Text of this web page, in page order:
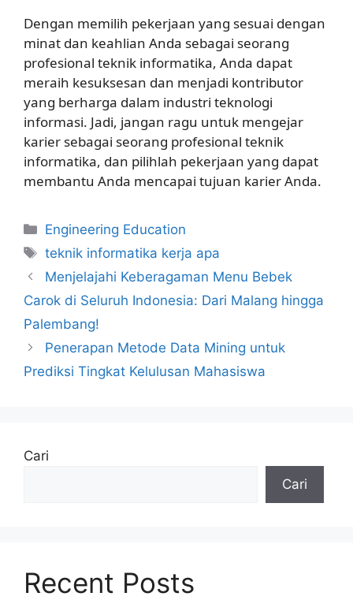
Dengan memilih pekerjaan yang sesuai dengan
minat dan keahlian Anda sebagai seorang
profesional teknik informatika, Anda dapat
meraih kesuksesan dan menjadi kontributor
yang berharga dalam industri teknologi
informasi. Jadi, jangan ragu untuk mengejar
karier sebagai seorang profesional teknik
informatika, dan pilihlah pekerjaan yang dapat
membantu Anda mencapai tujuan karier Anda.
Kategori
Engineering Education
Tag
teknik informatika kerja apa
Menjelajahi Keberagaman Menu Bebek
Carok di Seluruh Indonesia: Dari Malang hingga
Palembang!
Penerapan Metode Data Mining untuk
Prediksi Tingkat Kelulusan Mahasiswa
Cari
Cari
Recent Posts